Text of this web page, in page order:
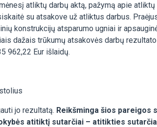
atliktų darbų aktą, pažymą apie
su atsakove už atliktus darbus.
konstrukcijų atsparumo ugniai ir
dažais trūkumų atsakovės darbų
962,22 Eur išlaidų.
jo rezultatą. Reikšminga šios pareigos
atitiktį sutarčiai – atitikties